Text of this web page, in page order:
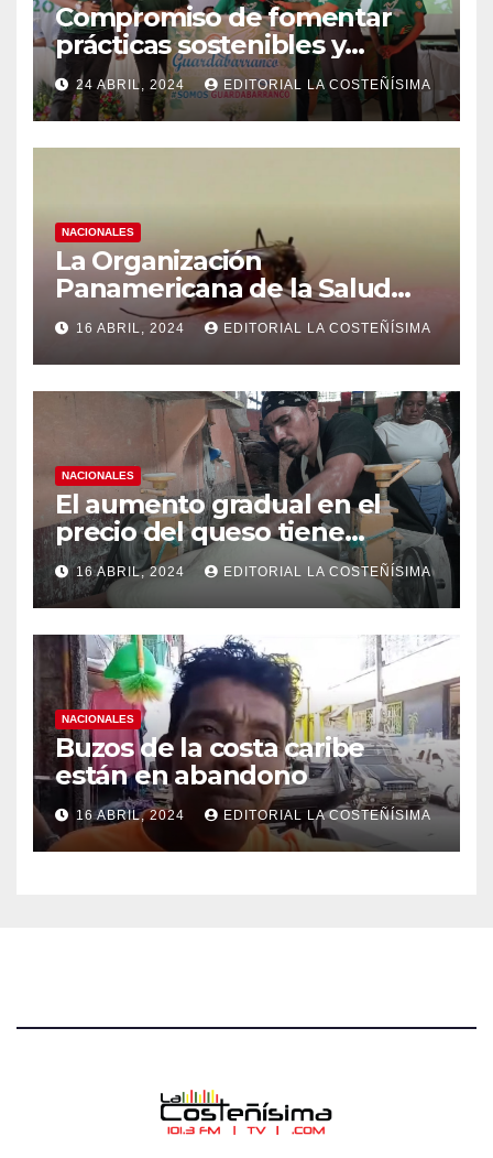
Compromiso de fomentar
prácticas sostenibles y
conciencia ecológica en las
instituciones educativas
24 ABRIL, 2024 EDITORIAL LA COSTEÑÍSIMA
NACIONALES
La Organización
Panamericana de la Salud
(OPS), recomienda reforzar
medidas ante el aumento de
casos de dengue
16 ABRIL, 2024 EDITORIAL LA COSTEÑÍSIMA
NACIONALES
El aumento gradual en el
precio del queso tiene
efectos a las Panaderias
16 ABRIL, 2024 EDITORIAL LA COSTEÑÍSIMA
NACIONALES
Buzos de la costa caribe
están en abandono
16 ABRIL, 2024 EDITORIAL LA COSTEÑÍSIMA